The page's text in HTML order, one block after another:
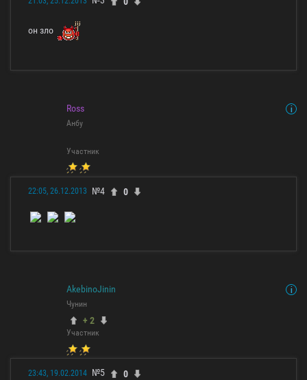
он зло
Ross
Анбу
Участник
22:05, 26.12.2013 №4 0
AkebinoJinin
Чунин
+ 2
Участник
23:43, 19.02.2014 №5 0